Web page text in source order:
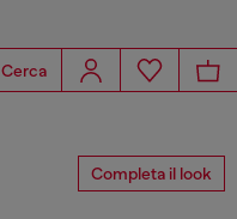
Cerca
Completa il look